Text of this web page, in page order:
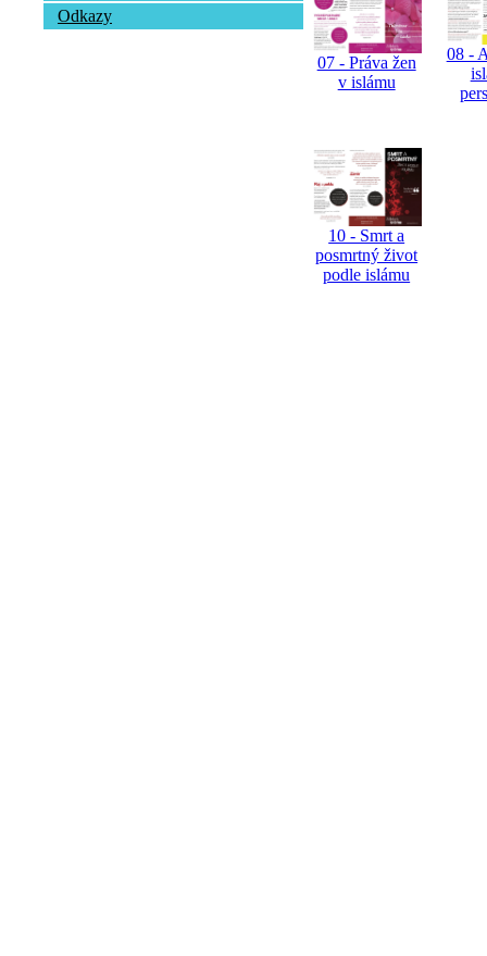
Odkazy
07 - Práva žen
v islámu
08 -
10 - Smrt a
posmrtný život
podle islámu